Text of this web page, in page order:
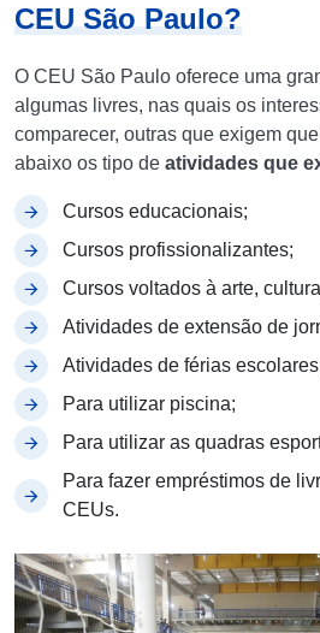
CEU São Paulo?
O CEU São Paulo oferece uma
algumas livres, nas quais os
comparecer, outras que exigem
abaixo os tipo de atividades que
Cursos educacionais;
Cursos profissionalizantes;
Cursos voltados à arte,
Atividades de extensão de
Atividades de férias
Para utilizar piscina;
Para utilizar as quadras
Para fazer empréstimos de
CEUs.